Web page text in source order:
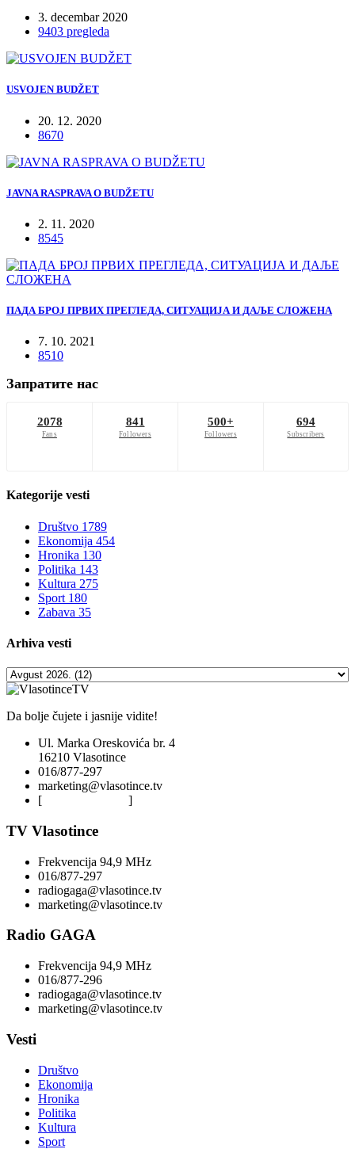
3. decembar 2020
9403 pregleda
USVOJEN BUDŽET
20. 12. 2020
8670
JAVNA RASPRAVA O BUDŽETU
2. 11. 2020
8545
ПАДА БРОЈ ПРВИХ ПРЕГЛЕДА, СИТУАЦИЈА И ДАЉЕ СЛОЖЕНА
7. 10. 2021
8510
Запратите нас
2078
Fans
841
Followers
500+
Followers
694
Subscribers
Kategorije vesti
Društvo 1789
Ekonomija 454
Hronika 130
Politika 143
Kultura 275
Sport 180
Zabava 35
Arhiva vesti
Da bolje čujete i jasnije vidite!
Ul. Marka Oreskovića br. 4
16210 Vlasotince
016/877-297
marketing@vlasotince.tv
[
]
TV Vlasotince
Frekvencija 94,9 MHz
016/877-297
radiogaga@vlasotince.tv
marketing@vlasotince.tv
Radio GAGA
Frekvencija 94,9 MHz
016/877-296
radiogaga@vlasotince.tv
marketing@vlasotince.tv
Vesti
Društvo
Ekonomija
Hronika
Politika
Kultura
Sport